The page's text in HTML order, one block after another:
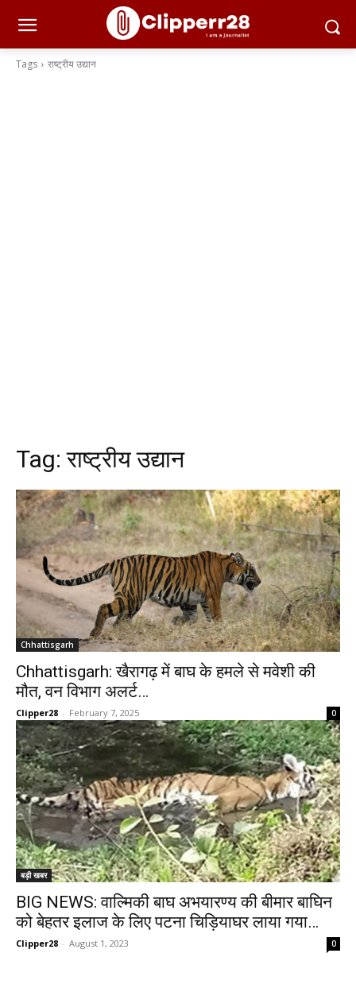
Tags राष्ट्रीय उद्यान
Tag:राष्ट्रीय उद्यान
Chhattisgarh
Chhattisgarh: खैरागढ़ में बाघ के हमले से मवेशी की
मौत, वन विभाग अलर्ट…
Clipper28 - February 7, 2025 0
बड़ी खबर
BIG NEWS: वाल्मिकी बाघ अभयारण्य की बीमार बाघिन
को बेहतर इलाज के लिए पटना चिड़ियाघर लाया गया…
Clipper28 - August 1, 2023 0